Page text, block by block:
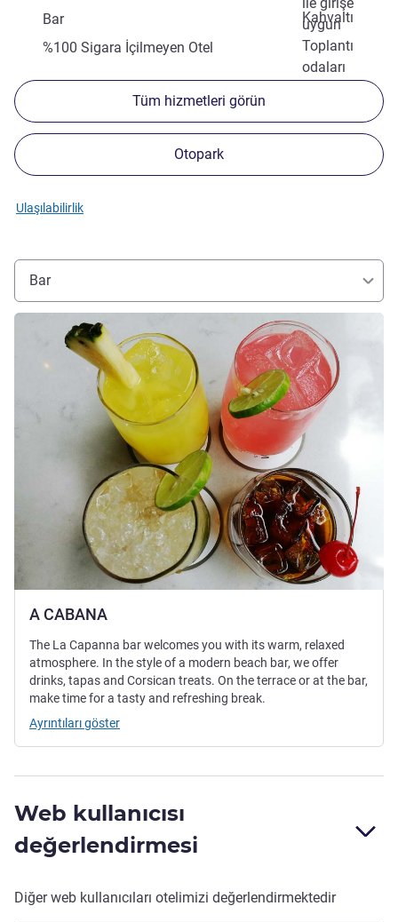
ile girişe
uygun
Kahvaltı
Bar
Toplantı
odaları
%100 Sigara İçilmeyen Otel
Tüm hizmetleri görün
Otopark
Ulaşılabilirlik
Bar
A CABANA
Ayrıntıları göster
The La Capanna bar welcomes you with its warm, relaxed
atmosphere. In the style of a modern beach bar, we offer
drinks, tapas and Corsican treats. On the terrace or at the bar,
make time for a tasty and refreshing break.
Ayrıntıları göster
Web kullanıcısı
değerlendirmesi
Diğer web kullanıcıları otelimizi değerlendirmektedir